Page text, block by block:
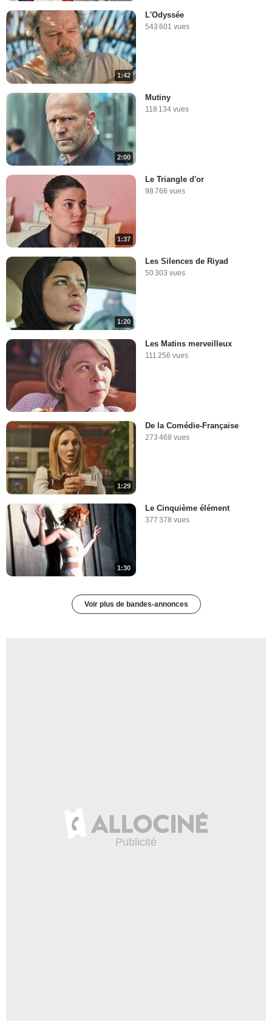
1:42
L'Odyssée
543 601 vues
2:00
Mutiny
118 134 vues
1:37
Le Triangle d'or
98 766 vues
1:20
Les Silences de Riyad
50 303 vues
Les Matins merveilleux
111 256 vues
1:29
De la Comédie-Française
273 468 vues
1:30
Le Cinquième élément
377 378 vues
Voir plus de bandes-annonces